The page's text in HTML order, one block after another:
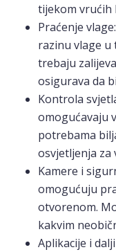
tijekom vrućih
Praćenje
razinu vlage u
trebaju
osigurava da
Kontrola
omogućavaju
potrebama
osvjetljenja za
Kamere i
omogućuju
otvorenom.
kakvim
Aplikacije i